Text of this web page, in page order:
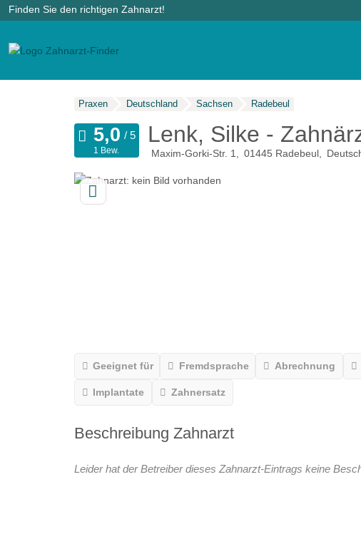
Finden Sie den richtigen Zahnarzt!
Praxen Deutschland Sachsen Radebeul
Lenk, Silke -
Maxim-Gorki-Str. 1 01445 Radebeul
1 Bew.
Geeignet für Fremdsprache Abrechnung
Implantate Zahnersatz
Beschreibung Zahnarzt
Leider hat der Betreiber dieses Zahnarzt-Eintrags keine